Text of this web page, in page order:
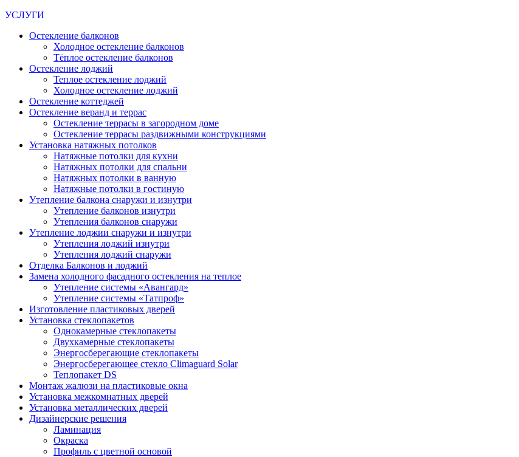
УСЛУГИ
Остекление балконов
Холодное остекление балконов
Тёплое остекление балконов
Остекление лоджий
Теплое остекление лоджий
Холодное остекление лоджий
Остекление коттеджей
Остекление веранд и террас
Остекление террасы в загородном доме
Остекление террасы раздвижными конструкциями
Установка натяжных потолков
Натяжные потолки для кухни
Натяжных потолки для спальни
Натяжных потолки в ванную
Натяжные потолки в гостиную
Утепление балкона снаружи и изнутри
Утепление балконов изнутри
Утепления балконов снаружи
Утепление лоджии снаружи и изнутри
Утепления лоджий изнутри
Утепления лоджий снаружи
Отделка Балконов и лоджий
Замена холодного фасадного остекления на теплое
Утепление системы «Авангард»
Утепление системы «Татпроф»
Изготовление пластиковых дверей
Установка стеклопакетов
Однокамерные стеклопакеты
Двухкамерные стеклопакеты
Энергосберегающие стеклопакеты
Энергосберегающее стекло Climaguard Solar
Теплопакет DS
Монтаж жалюзи на пластиковые окна
Установка межкомнатных дверей
Установка металлических дверей
Дизайнерские решения
Ламинация
Окраска
Профиль с цветной основой